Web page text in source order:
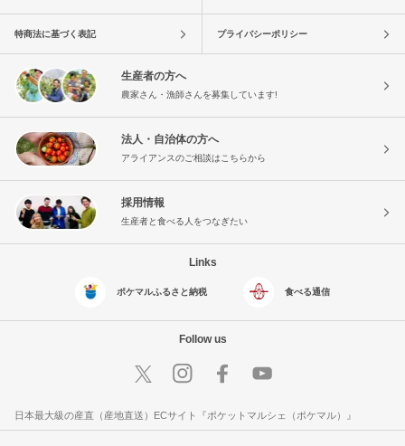
特商法に基づく表記 プライバシーポリシー
生産者の方へ
農家さん・漁師さんを募集しています!
法人・自治体の方へ
アライアンスのご相談はこちらから
採用情報
生産者と食べる人をつなぎたい
Links
ポケマルふるさと納税 食べる通信
Follow us
日本最大級の産直（産地直送）ECサイト『ポケットマルシェ（ポケマル）』